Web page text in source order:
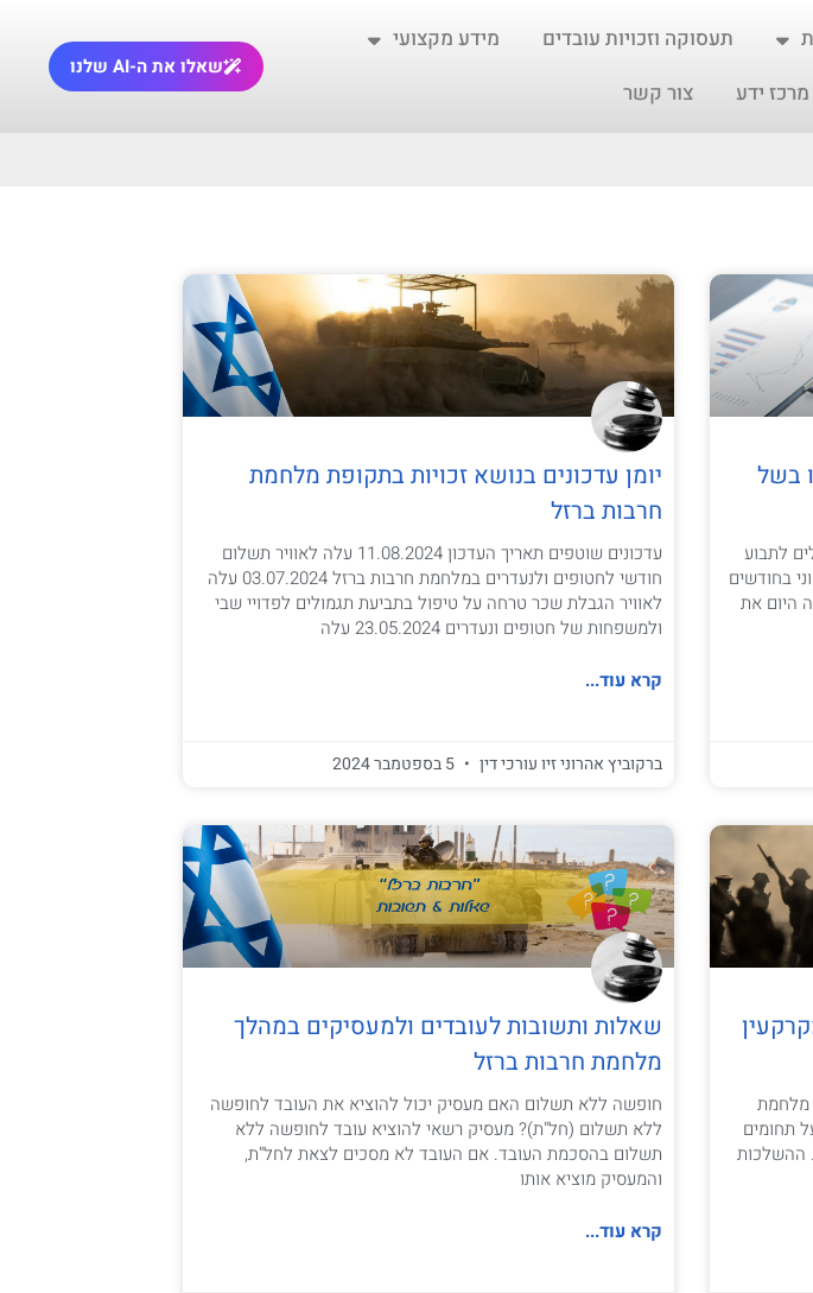
תעסוקה וזכויות עובדים
מידע מקצועי
מרכז ידע צור קשר
שאלו את ה-AI שלנו
בשל
לתבוע
בחודשים
פתחה היום את
יומן עדכונים בנושא זכויות בתקופת מלחמת
חרבות ברזל
עדכונים שוטפים תאריך העדכון 11.08.2024 עלה לאוויר תשלום
חודשי לחטופים ולנעדרים במלחמת חרבות ברזל 03.07.2024 עלה
לאוויר הגבלת שכר טרחה על טיפול בתביעת תגמולים לפדויי שבי
ולמשפחות של חטופים ונעדרים 23.05.2024 עלה
קרא עוד...
ברקוביץ אהרוני זיו עורכי דין
מלחמת
רבות על תחומים
ההשלכות
שאלות ותשובות לעובדים ולמעסיקים במהלך
מלחמת חרבות ברזל
חופשה ללא תשלום האם מעסיק יכול להוציא את העובד לחופשה
ללא תשלום (חל"ת)? מעסיק רשאי להוציא עובד לחופשה ללא
תשלום בהסכמת העובד. אם העובד לא מסכים לצאת לחל"ת,
והמעסיק מוציא אותו
קרא עוד...